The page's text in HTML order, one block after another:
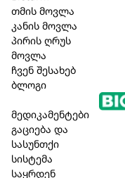
თმის მოვლა
კანის მოვლა
პირის ღრუს
მოვლა
ჩვენ შესახებ
ბლოგი
მედიკამენტები
გაციება და
სასუნთქი
სისტემა
საყრდენ
აღწერა
Lactobact LDL
რომელსაც
ხშირად
დამწევი
მიღებისას.
მოხმარებისთვის.
კლინიკურმა
განმავლობაში,
საშუალოდ 13.9%-
ქოლესტერინის